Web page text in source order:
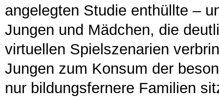
angelegten Studie enthüllte –
Jungen und Mädchen, die
virtuellen Spielszenarien
Jungen zum Konsum der
nur bildungsfernere Familien